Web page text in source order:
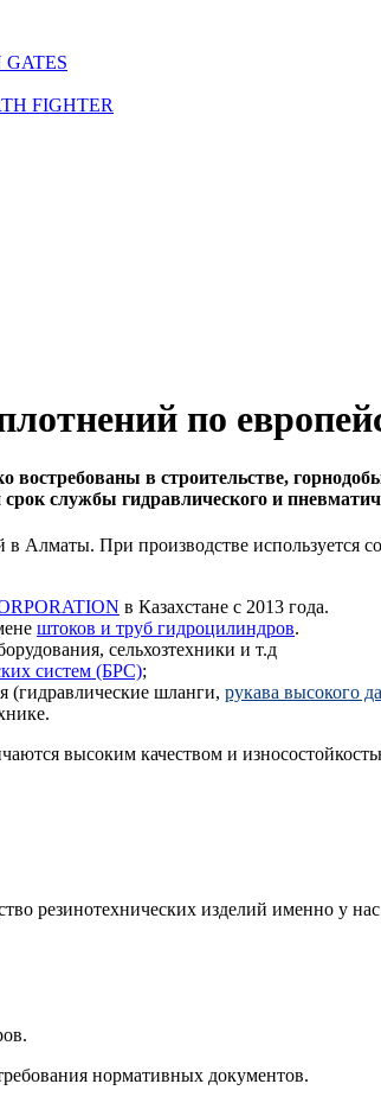
GATES
FIGHTER
по
востребованы в строительстве,
службы гидравлического и
Алматы. При производстве используется
в Казахстане с 2013 года.
штоков и труб гидроцилиндров.
сельхозтехники и т.д
систем (БРС);
(гидравлические шланги, рукава высокого
высоким качеством и
резинотехнических изделий именно у
нормативных документов.